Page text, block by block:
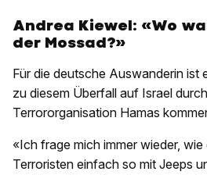
Andrea Kiewel: «Wo
der Mossad?»
Für die deutsche Auswanderin ist
zu diesem Überfall auf Israel
Terrororganisation Hamas
«Ich frage mich immer wieder,
Terroristen einfach so mit Jeeps